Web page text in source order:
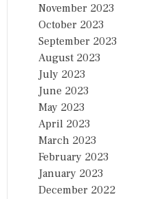
November 2023
October 2023
September 2023
August 2023
July 2023
June 2023
May 2023
April 2023
March 2023
February 2023
January 2023
December 2022